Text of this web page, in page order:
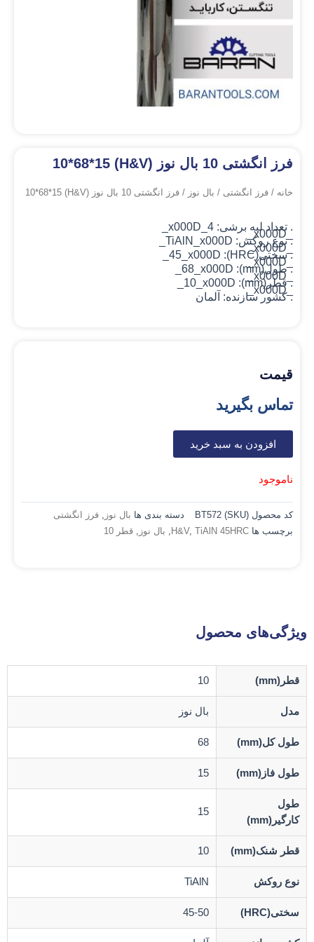
فرز انگشتی 10 بال نوز (H&V) 10*68*15
خانه / فرز انگشتی / بال نوز / فرز انگشتی 10 بال نوز (H&V) 10*68*15
. تعداد لبه برشی: 4_x000D_
_x000D_
. نوع روکش: TiAlN _x000D_
_x000D_
. سختی(HRC): 45_x000D_
_x000D_
. طول(mm): 68_x000D_
_x000D_
. قطر(mm): 10_x000D_
_x000D_
. کشور سازنده: آلمان
قیمت
تماس بگیرید
افزودن به سبد خرید
ناموجود
کد محصول (SKU) BT572 دسته بندی ها بال نوز , فرز انگشتی
برچسب ها
H&V, TiAlN 45HRC
, بال نوز , قطر 10
ویژگی‌های محصول
قطر(mm) 10
مدل بال نوز
طول کل(mm) 68
طول فاز(mm) 15
طول
کارگیر(mm)
15
قطر شنک(mm) 10
نوع روکش TiAlN
سختی(HRC) 45-50